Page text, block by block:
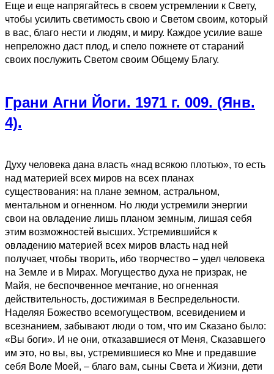
Еще и еще напрягайтесь в своем устремлении к Свету,
чтобы усилить светимость свою и Светом своим, который
в вас, благо нести и людям, и миру. Каждое усилие ваше
непреложно даст плод, и спело пожнете от стараний
своих послужить Светом своим Общему Благу.
Грани Агни Йоги. 1971 г. 009. (Янв.
4).
Духу человека дана власть «над всякою плотью», то есть
над материей всех миров на всех планах
существования: на плане земном, астральном,
ментальном и огненном. Но люди устремили энергии
свои на овладение лишь планом земным, лишая себя
этим возможностей высших. Устремившийся к
овладению материей всех миров власть над ней
получает, чтобы творить, ибо творчество – удел человека
на Земле и в Мирах. Могущество духа не призрак, не
Майя, не беспочвенное мечтание, но огненная
действительность, достижимая в Беспредельности.
Наделяя Божество всемогуществом, всевидением и
всезнанием, забывают люди о том, что им Сказано было:
«Вы боги». И не они, отказавшиеся от Меня, Сказавшего
им это, но вы, вы, устремившиеся ко Мне и предавшие
себя Воле Моей, – благо вам, сыны Света и Жизни, дети